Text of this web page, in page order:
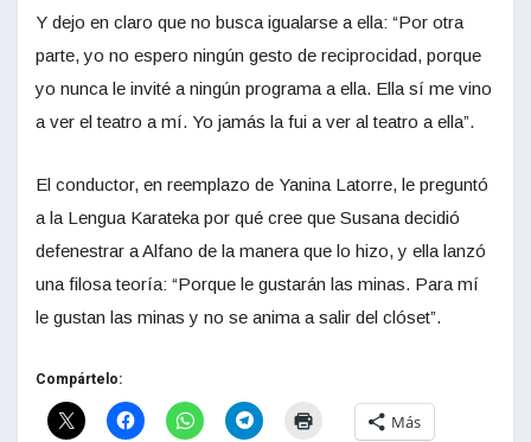
Y dejo en claro que no busca igualarse a ella: “Por otra
parte, yo no espero ningún gesto de reciprocidad, porque
yo nunca le invité a ningún programa a ella. Ella sí me vino
a ver el teatro a mí. Yo jamás la fui a ver al teatro a ella”.
El conductor, en reemplazo de Yanina Latorre, le preguntó
a la Lengua Karateka por qué cree que Susana decidió
defenestrar a Alfano de la manera que lo hizo, y ella lanzó
una filosa teoría: “Porque le gustarán las minas. Para mí
le gustan las minas y no se anima a salir del clóset”.
Compártelo:
Más